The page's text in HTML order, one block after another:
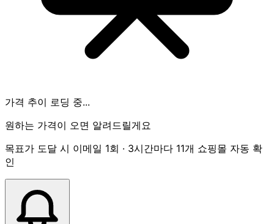
가격 추이 로딩 중...
원하는 가격이 오면 알려드릴게요
목표가 도달 시 이메일 1회 · 3시간마다 11개 쇼핑몰 자동 확
인